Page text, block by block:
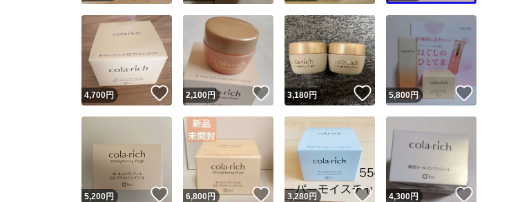
ユーザーの実績について
4,700円 いいね！
2,100円 いいね！
3,180円 いいね！
5,800円
5,200円 いいね！
6,800円 いいね！
3,280円 いいね！
4,300円